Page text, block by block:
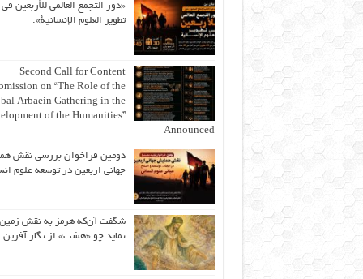
«دور التجمع العالمي للأربعين في
تطوير العلوم الإنسانية».
Second Call for Content
on “The Role of the
Arbaein Gathering in the
of the Humanities”
Announced
دومین فراخوان بررسی نقش
جهانی اربعین در توسعه علوم
شگفت آن‌که هرمز به نقش زمین
نماید چو «هشت» از نگار آفرین